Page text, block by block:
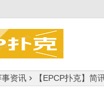
事资讯 【EPCP扑克】